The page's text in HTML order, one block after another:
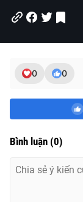
0 0
Bình luận (0)